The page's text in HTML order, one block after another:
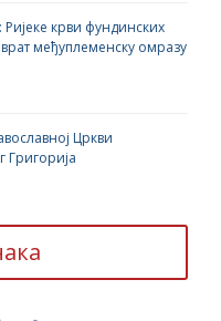
крви фундинских
међуплеменску омразу
Цркви
Григорија